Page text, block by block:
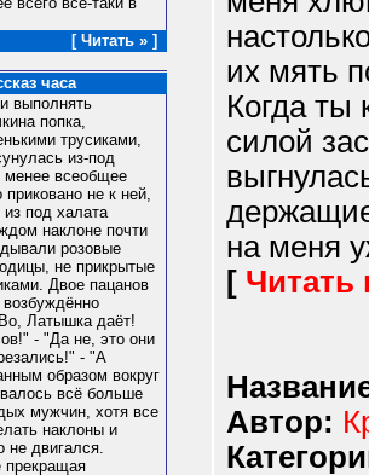
[ Читать » ]
часа
выполнять
попка,
трусиками,
из-под
менее всеобщее
не к ней,
из под халата
наклоне почти
розовые
не прикрытые
Двое пацанов
Латышка даёт!
- "Да не, это они
- "А
образом вокруг
всё больше
мужчин, хотя все
наклоны и
не двигался.
прекращая
их мять
Когда ты
силой
на меня
[ Читать
Автор: